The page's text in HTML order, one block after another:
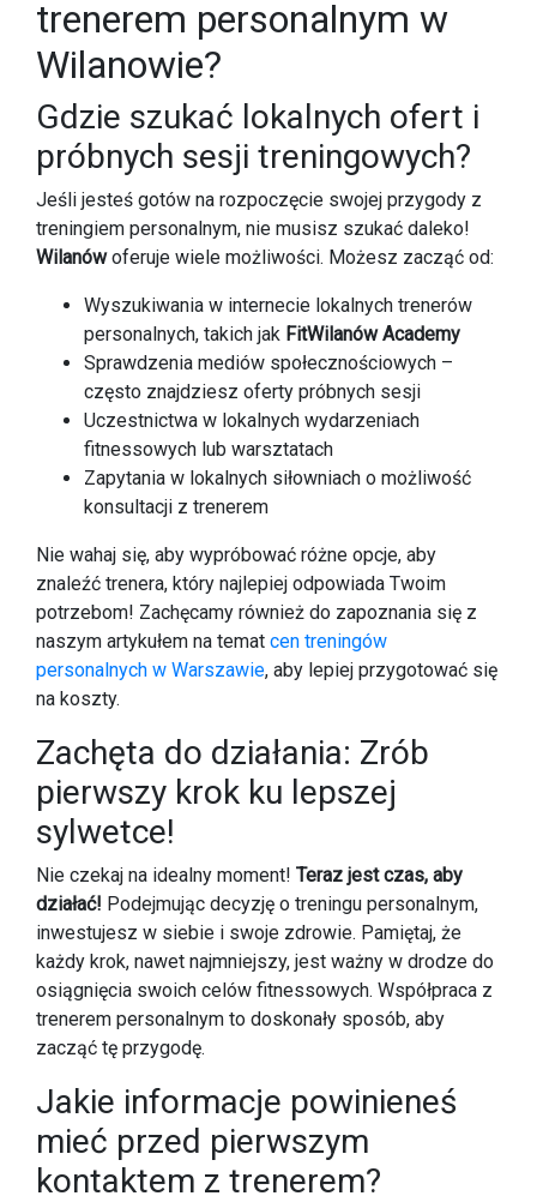
trenerem personalnym w
Wilanowie?
Gdzie szukać lokalnych ofert i
próbnych sesji treningowych?
Jeśli jesteś gotów na rozpoczęcie swojej przygody z
treningiem personalnym, nie musisz szukać daleko!
Wilanówoferuje wiele możliwości. Możesz zacząć od:
Wyszukiwania w internecie lokalnych trenerów
personalnych, takich jak FitWilanów Academy
Sprawdzenia mediów społecznościowych –
często znajdziesz oferty próbnych sesji
Uczestnictwa w lokalnych wydarzeniach
fitnessowych lub warsztatach
Zapytania w lokalnych siłowniach o możliwość
konsultacji z trenerem
Nie wahaj się, aby wypróbować różne opcje, aby
znaleźć trenera, który najlepiej odpowiada Twoim
potrzebom! Zachęcamy również do zapoznania się z
naszym artykułem na temat cen treningów
personalnych w Warszawie, aby lepiej przygotować się
na koszty.
Zachęta do działania: Zrób
pierwszy krok ku lepszej
sylwetce!
Nie czekaj na idealny moment! Teraz jest czas, aby
działać! Podejmując decyzję o treningu personalnym,
inwestujesz w siebie i swoje zdrowie. Pamiętaj, że
każdy krok, nawet najmniejszy, jest ważny w drodze do
osiągnięcia swoich celów fitnessowych. Współpraca z
trenerem personalnym to doskonały sposób, aby
zacząć tę przygodę.
Jakie informacje powinieneś
mieć przed pierwszym
kontaktem z trenerem?